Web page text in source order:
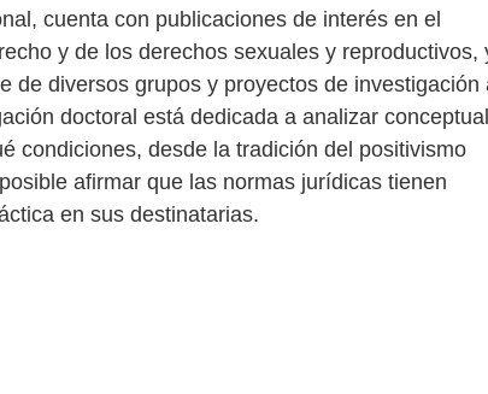
cuenta con publicaciones de interés en el
y de los derechos sexuales y reproductivos,
de diversos grupos y proyectos de investigación
doctoral está dedicada a analizar conceptual
condiciones, desde la tradición del positivismo
afirmar que las normas jurídicas tienen
en sus destinatarias.